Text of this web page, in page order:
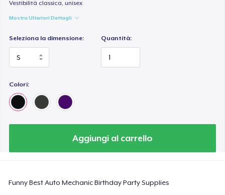
Vestibilità classica, unisex
Mostra Ulteriori Dettagli
Seleziona la dimensione: Quantità:
Colori:
Aggiungi al carrello
Funny Best Auto Mechanic Birthday Party Supplies
Classic Long Sleeve Tee
30,99 USD